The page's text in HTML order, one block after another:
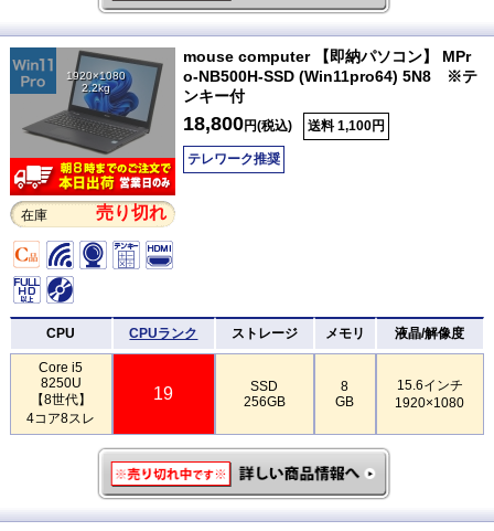
1920×1080
2.2kg
在庫 売り切れ
mouse computer 【即納パソコン】 MPr
o-NB500H-SSD (Win11pro64) 5N8 ※テ
ンキー付
18,800円(税込) 送料 1,100円
テレワーク推奨
CPU CPUランク ストレージ メモリ 液晶/解像度
Core i5
8250U
【8世代】
4コア8スレ
19
SSD
256GB
8
GB
15.6インチ
1920×1080